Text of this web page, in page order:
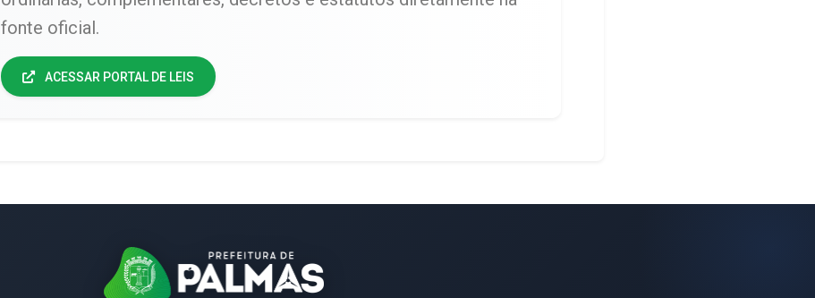
fonte oficial.
ACESSAR PORTAL DE LEIS